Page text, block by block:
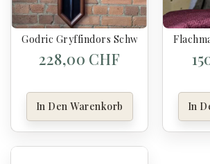
Godric Gryffindors Schwert - Harry
228,00 CHF
In Den Warenkorb In